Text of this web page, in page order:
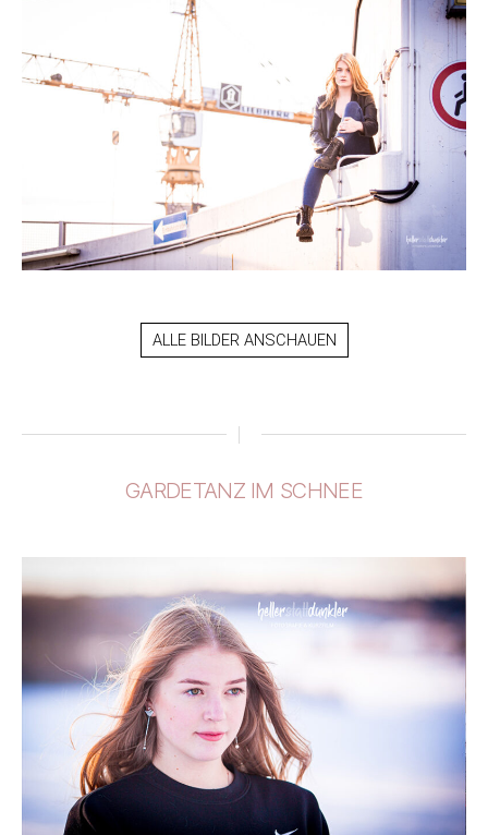
ALLE BILDER ANSCHAUEN
Kategorien
GARDETANZ IM SCHNEE